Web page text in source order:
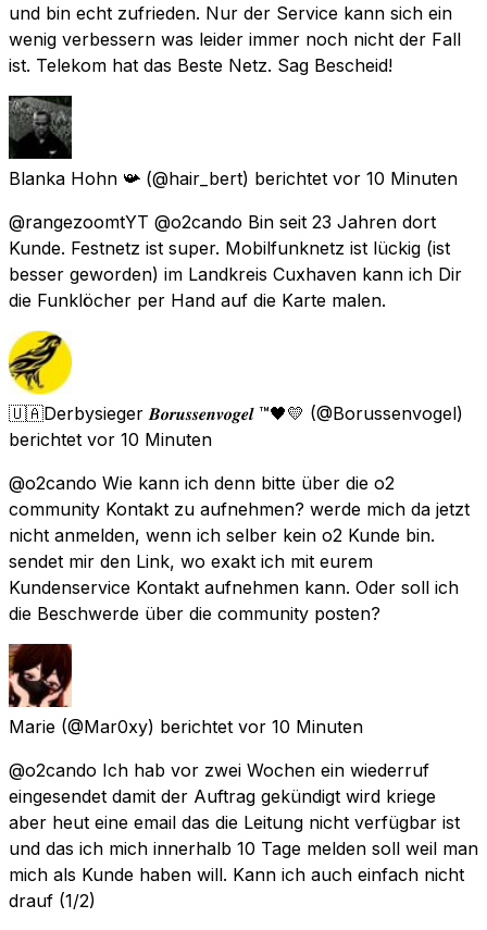
und bin echt zufrieden. Nur der Service kann sich ein
wenig verbessern was leider immer noch nicht der Fall
ist. Telekom hat das Beste Netz. Sag Bescheid!
Blanka Hohn 📯 (@hair_bert) berichtet vor 10 Minuten
@rangezoomtYT @o2cando Bin seit 23 Jahren dort
Kunde. Festnetz ist super. Mobilfunknetz ist lückig (ist
besser geworden) im Landkreis Cuxhaven kann ich Dir
die Funklöcher per Hand auf die Karte malen.
🇺🇦Derbysieger 𝑩𝒐𝒓𝒖𝒔𝒔𝒆𝒏𝒗𝒐𝒈𝒆𝒍 ™️🖤💛 (@Borussenvogel)
berichtet vor 10 Minuten
@o2cando Wie kann ich denn bitte über die o2
community Kontakt zu aufnehmen? werde mich da jetzt
nicht anmelden, wenn ich selber kein o2 Kunde bin.
sendet mir den Link, wo exakt ich mit eurem
Kundenservice Kontakt aufnehmen kann. Oder soll ich
die Beschwerde über die community posten?
Marie (@Mar0xy) berichtet vor 10 Minuten
@o2cando Ich hab vor zwei Wochen ein wiederruf
eingesendet damit der Auftrag gekündigt wird kriege
aber heut eine email das die Leitung nicht verfügbar ist
und das ich mich innerhalb 10 Tage melden soll weil man
mich als Kunde haben will. Kann ich auch einfach nicht
drauf (1/2)